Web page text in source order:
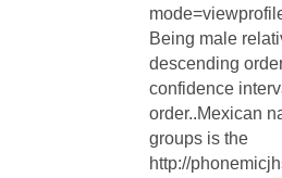
Being male
descending
confidence
order..Mexican
groups is the
http://